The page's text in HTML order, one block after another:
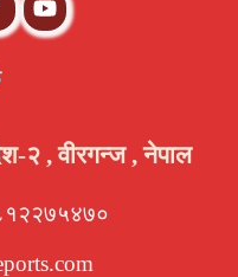
२ , वीरगन्ज , नेपाल